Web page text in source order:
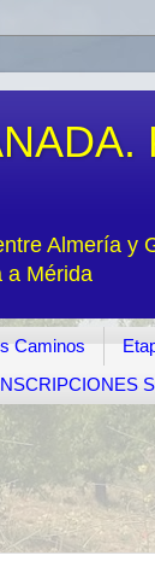
Almería y
a Mérida
Caminos